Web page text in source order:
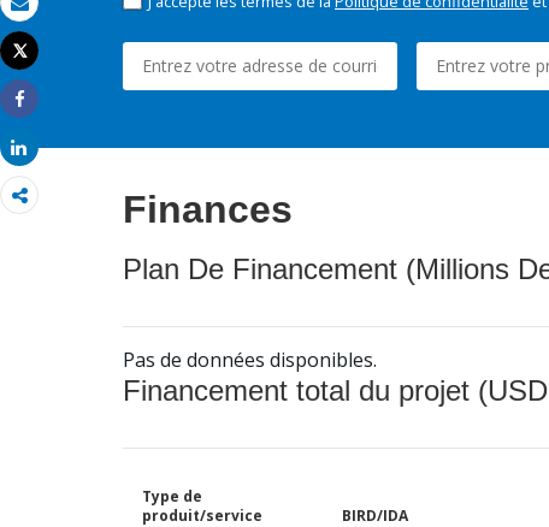
Email
Imprimer
Tweet
Share
Share
Finances
Plan De Financement (Millions
Pas de données disponibles.
Financement total du projet
Type de
produit/service
BIRD/IDA